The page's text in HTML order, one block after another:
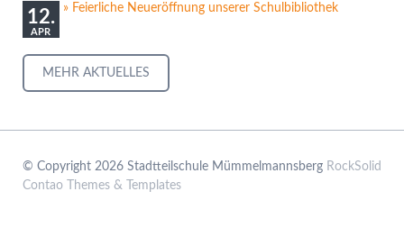
12.
APR
Feierliche Neueröffnung unserer Schulbibliothek
MEHR AKTUELLES
© Copyright 2026 Stadtteilschule Mümmelmannsberg RockSolid
Contao Themes & Templates